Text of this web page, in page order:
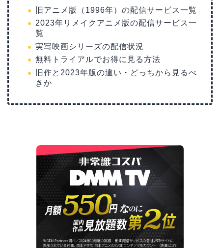
旧アニメ版（1996年）の配信サービス一覧
2023年リメイクアニメ版の配信サービス一
覧
実写映画シリーズの配信状況
無料トライアルでお得に見る方法
旧作と2023年版の違い・どっちから見るべ
きか